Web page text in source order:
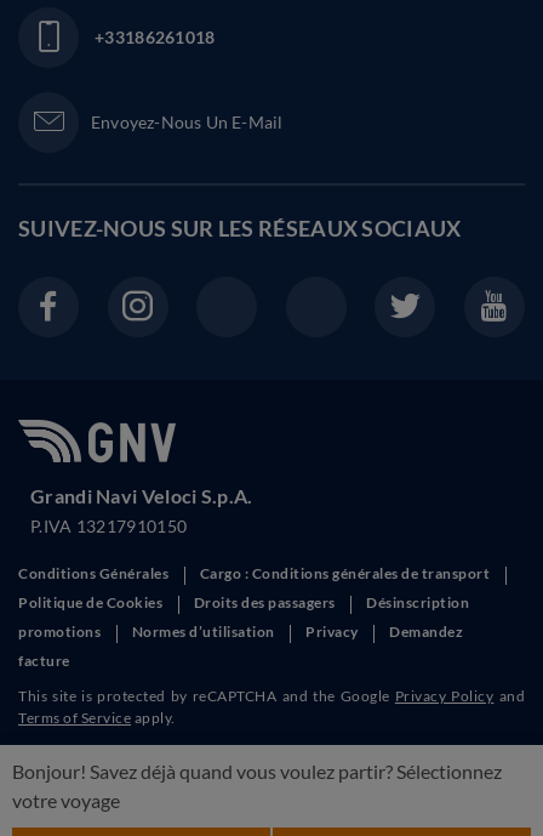
Bonjour! Savez déjà quand vous voulez partir? Sélectionnez
votre voyage
+33186261018
Envoyez-Nous Un E-Mail
SUIVEZ-NOUS SUR LES RÉSEAUX SOCIAUX
Grandi Navi Veloci S.p.A.
P.IVA 13217910150
Conditions Générales
Cargo : Conditions générales de transport
Politique de Cookies
Droits des passagers
Désinscription
promotions
Normes d’utilisation Privacy
Demandez
facture
This site is protected by reCAPTCHA and the Google Privacy Policy and
Terms of Service apply.